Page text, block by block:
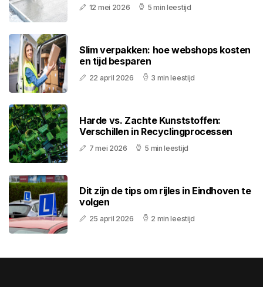
12 mei 2026 5 min leestijd
Slim verpakken: hoe webshops kosten
en tijd besparen
22 april 2026 3 min leestijd
Harde vs. Zachte Kunststoffen:
Verschillen in Recyclingprocessen
7 mei 2026 5 min leestijd
Dit zijn de tips om rijles in Eindhoven te
volgen
25 april 2026 2 min leestijd